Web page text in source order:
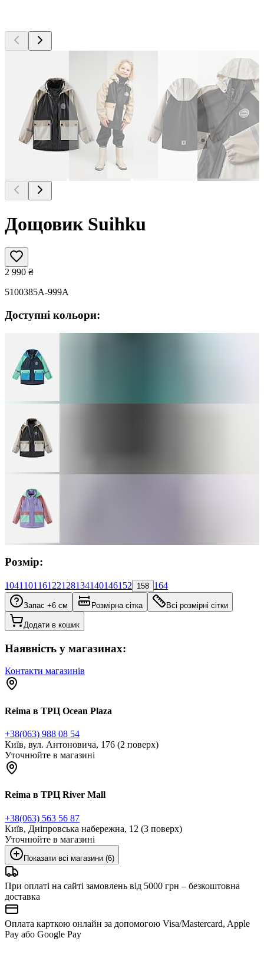
Дощовик Suihku
2 990 ₴
5100385A-999A
Доступні кольори:
Розмір:
104110116122128134140146152 158 164
Запас +6 см Розмірна сітка Всі розмірні сітки
Додати в кошик
Наявність у магазинах:
Контакти магазинів
Reima в ТРЦ Ocean Plaza
+38(063) 988 08 54
Київ, вул. Антоновича, 176 (2 поверх)
Уточнюйте в магазині
Reima в ТРЦ River Mall
+38(063) 563 56 87
Київ, Дніпровська набережна, 12 (3 поверх)
Уточнюйте в магазині
Показати всі магазини (6)
При оплаті на сайті замовлень від 5000 грн – безкоштовна
доставка
Оплата карткою онлайн за допомогою Visa/Mastercard, Apple
Pay або Google Pay